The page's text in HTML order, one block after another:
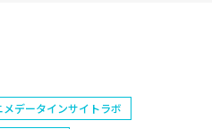
メデータインサイトラボ